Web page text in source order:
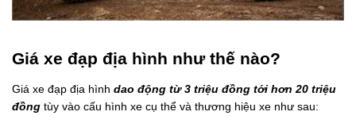
Giá xe đạp địa hình như thế nào?
Giá xe đạp địa hình dao động từ 3 triệu đồng tới hơn 20 triệu
đồng tùy vào cấu hình xe cụ thể và thương hiệu xe như sau: